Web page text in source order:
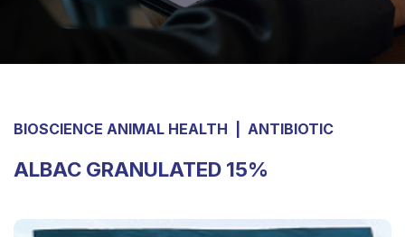
BIOSCIENCE ANIMAL HEALTH ANTIBIOTIC
ALBAC GRANULATED 15%